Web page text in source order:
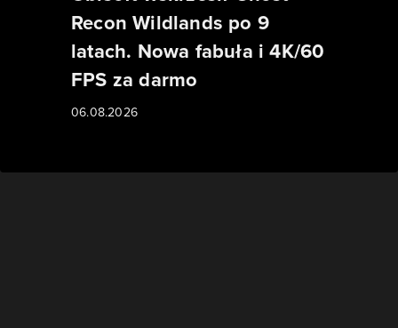
Recon Wildlands po 9
latach. Nowa fabuła i 4K/60
FPS za darmo
06.08.2026